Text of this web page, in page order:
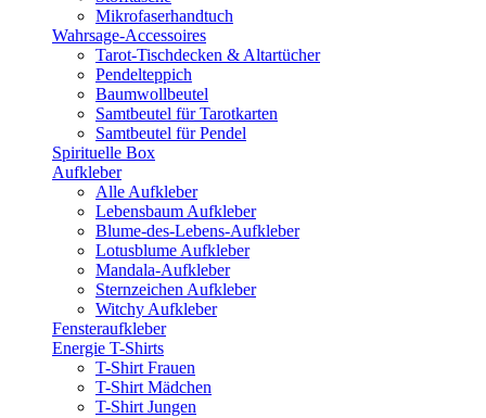
Mikrofaserhandtuch
Wahrsage-Accessoires
Tarot-Tischdecken & Altartücher
Pendelteppich
Baumwollbeutel
Samtbeutel für Tarotkarten
Samtbeutel für Pendel
Spirituelle Box
Aufkleber
Alle Aufkleber
Lebensbaum Aufkleber
Blume-des-Lebens-Aufkleber
Lotusblume Aufkleber
Mandala-Aufkleber
Sternzeichen Aufkleber
Witchy Aufkleber
Fensteraufkleber
Energie T-Shirts
T-Shirt Frauen
T-Shirt Mädchen
T-Shirt Jungen